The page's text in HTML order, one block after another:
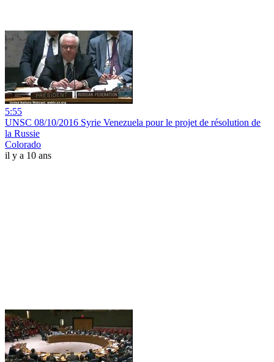
5:55
UNSC 08/10/2016 Syrie Venezuela pour le projet de résolution de
la Russie
Colorado
il y a 10 ans